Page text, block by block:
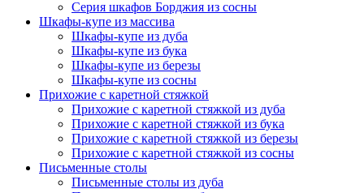
Серия шкафов Борджия из сосны
Шкафы-купе из массива
Шкафы-купе из дуба
Шкафы-купе из бука
Шкафы-купе из березы
Шкафы-купе из сосны
Прихожие с каретной стяжкой
Прихожие с каретной стяжкой из дуба
Прихожие с каретной стяжкой из бука
Прихожие с каретной стяжкой из березы
Прихожие с каретной стяжкой из сосны
Письменные столы
Письменные столы из дуба